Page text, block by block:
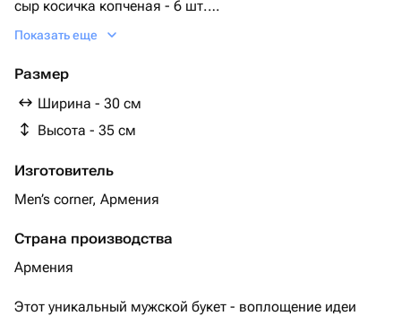
сыр косичка копченая - 6 шт.
калбаса баварская - 500 гр.
калбаса салями - 800 гр.
Показать еще
Размер
Ширина - 30 см
Высота - 35 см
Изготовитель
Men’s corner, Армения
Страна производства
Армения
Этот уникальный мужской букет - воплощение идеи